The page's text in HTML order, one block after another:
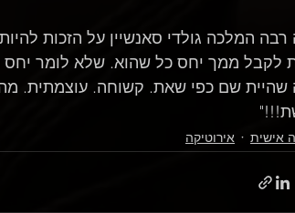
רבה המלכה גולדי סאנשיין על הזכות
לקבל ממך יחס כל שהוא. שלא לומר יחס
שהיית שם כפי שאת. קשוחה. עוצמתית.
אישית אירוטיקה